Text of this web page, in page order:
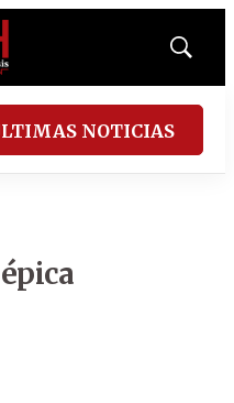
Mostrar
NOTICIAS